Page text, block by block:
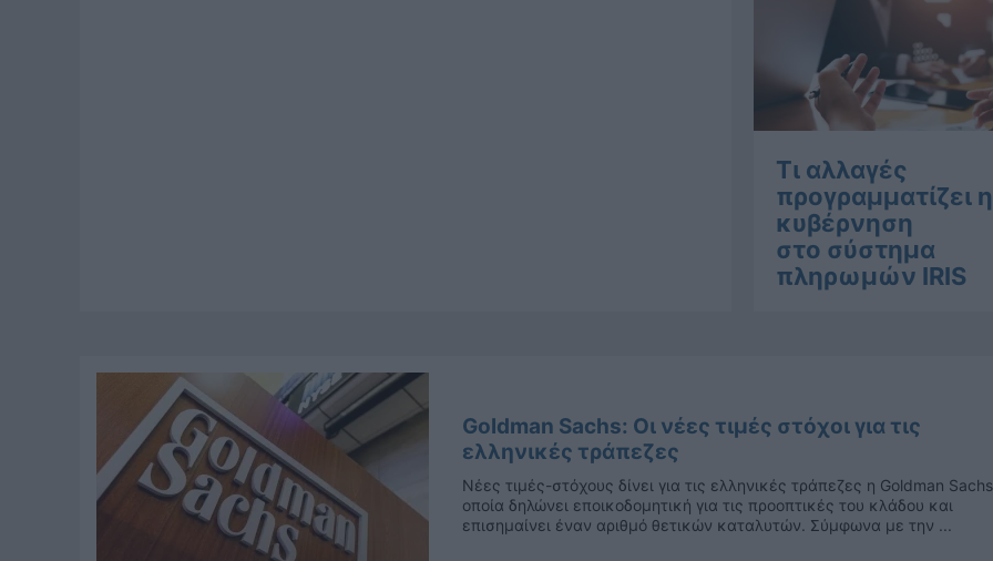
Τι αλλαγές
προγραμματίζει η
κυβέρνηση
στο σύστημα
πληρωμών IRIS
Goldman Sachs: Οι νέες τιμές στόχοι για τις
ελληνικές τράπεζες
Νέες τιμές-στόχους δίνει για τις ελληνικές τράπεζες η Goldman
οποία δηλώνει εποικοδομητική για τις προοπτικές του κλάδου και
επισημαίνει έναν αριθμό θετικών καταλυτών. Σύμφωνα με την ...